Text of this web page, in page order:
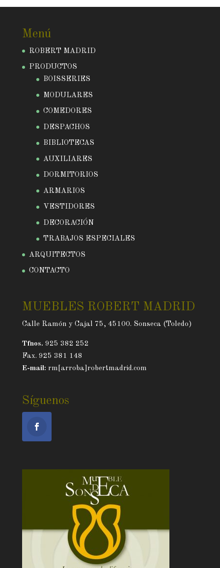
Menú
ROBERT MADRID
PRODUCTOS
BOISSERIES
MODULARES
COMEDORES
DESPACHOS
BIBLIOTECAS
AUXILIARES
DORMITORIOS
ARMARIOS
VESTIDORES
DECORACIÓN
TRABAJOS ESPECIALES
ARQUITECTOS
CONTACTO
MUEBLES ROBERT MADRID
Calle Ramón y Cajal 75, 45100. Sonseca (Toledo)
Tfnos. 925 382 252
Fax. 925 381 148
E-mail: rm[arroba]robertmadrid.com
Síguenos